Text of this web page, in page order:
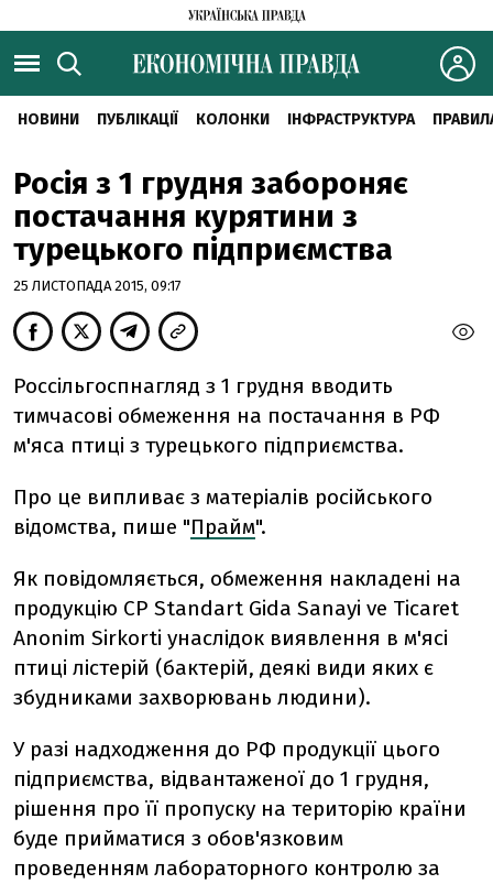
НОВИНИ ПУБЛІКАЦІЇ КОЛОНКИ ІНФРАСТРУКТУРА
Росія з 1 грудня забороняє
постачання курятини з
турецького підприємства
25 ЛИСТОПАДА 2015, 09:17
Россільгоспнагляд з 1 грудня вводить
тимчасові обмеження на постачання в РФ
м'яса птиці з турецького підприємства.
Про це випливає з матеріалів російського
відомства, пише "Прайм".
Як повідомляється, обмеження накладені на
продукцію CP Standart Gida Sanayi ve Ticaret
Anonim Sirkorti унаслідок виявлення в м'ясі
птиці лістерій (бактерій, деякі види яких є
збудниками захворювань людини).
У разі надходження до РФ продукції цього
підприємства, відвантаженої до 1 грудня,
рішення про її пропуску на територію країни
буде прийматися з обов'язковим
проведенням лабораторного контролю за